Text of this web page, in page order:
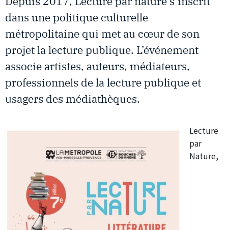
dans une politique culturelle
métropolitaine qui met au cœur de son
projet la lecture publique. L’événement
associe artistes, auteurs, médiateurs,
professionnels de la lecture publique et
usagers des médiathèques.
Lecture
par
Nature,